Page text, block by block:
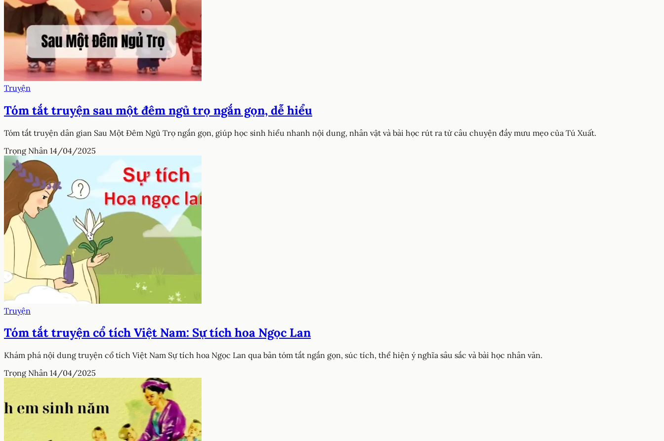
Truyện
Tóm tắt truyện sau một đêm ngủ trọ ngắn gọn, dễ hiểu
Tóm tắt truyện dân gian Sau Một Ðêm Ngủ Trọ ngắn gọn, giúp học sinh hiểu nhanh nội dung, nhân vật và bài học rút ra từ câu chuyện đầy mưu mẹo của Tú Xuất.
Trọng Nhân 14/04/2025
Truyện
Tóm tắt truyện cổ tích Việt Nam: Sự tích hoa Ngọc Lan
Khám phá nội dung truyện cổ tích Việt Nam Sự tích hoa Ngọc Lan qua bản tóm tắt ngắn gọn, súc tích, thể hiện ý nghĩa sâu sắc và bài học nhân văn.
Trọng Nhân 14/04/2025